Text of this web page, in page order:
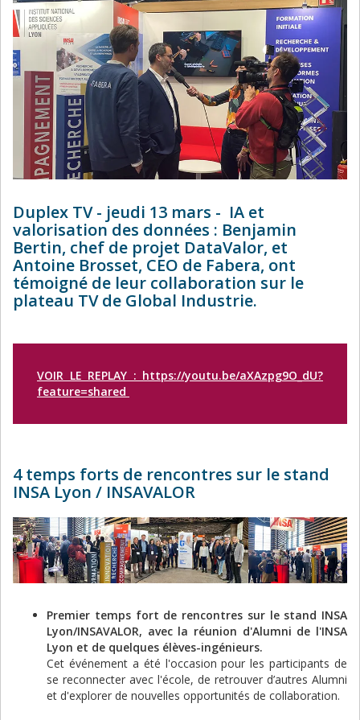
Duplex TV - jeudi 13 mars - IA et
valorisation des données : Benjamin
Bertin, chef de projet DataValor, et
Antoine Brosset, CEO de Fabera, ont
témoigné de leur collaboration sur le
plateau TV de Global Industrie.
VOIR LE REPLAY : https://youtu.be/aXAzpg9O_dU?
feature=shared
4 temps forts de rencontres sur le stand
INSA Lyon / INSAVALOR
Image
Premier temps fort de rencontres sur le stand INSA
Lyon/INSAVALOR, avec la réunion d'Alumni de l'INSA
Lyon et de quelques élèves-ingénieurs.
Cet événement a été l'occasion pour les participants de
se reconnecter avec l'école, de retrouver d’autres Alumni
et d'explorer de nouvelles opportunités de collaboration.